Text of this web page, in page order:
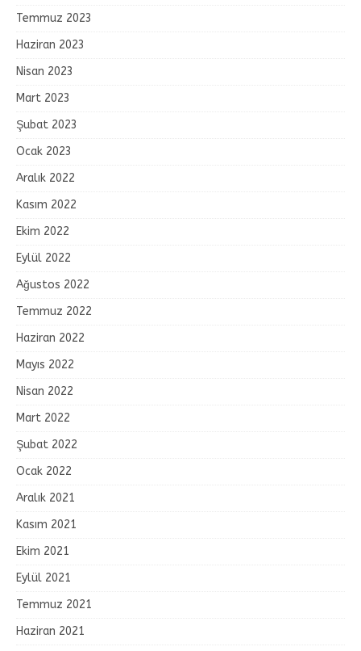
Temmuz 2023
Haziran 2023
Nisan 2023
Mart 2023
Şubat 2023
Ocak 2023
Aralık 2022
Kasım 2022
Ekim 2022
Eylül 2022
Ağustos 2022
Temmuz 2022
Haziran 2022
Mayıs 2022
Nisan 2022
Mart 2022
Şubat 2022
Ocak 2022
Aralık 2021
Kasım 2021
Ekim 2021
Eylül 2021
Temmuz 2021
Haziran 2021